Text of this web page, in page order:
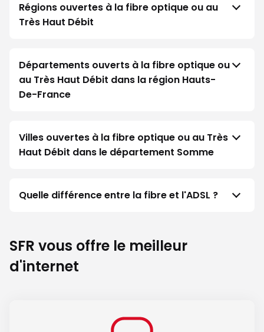
Régions ouvertes à la fibre optique ou au
Très Haut Débit
Départements ouverts à la fibre optique ou
au Très Haut Débit dans la région Hauts-
De-France
Villes ouvertes à la fibre optique ou au Très
Haut Débit dans le département Somme
Quelle différence entre la fibre et l'ADSL ?
SFR vous offre le meilleur
d'internet